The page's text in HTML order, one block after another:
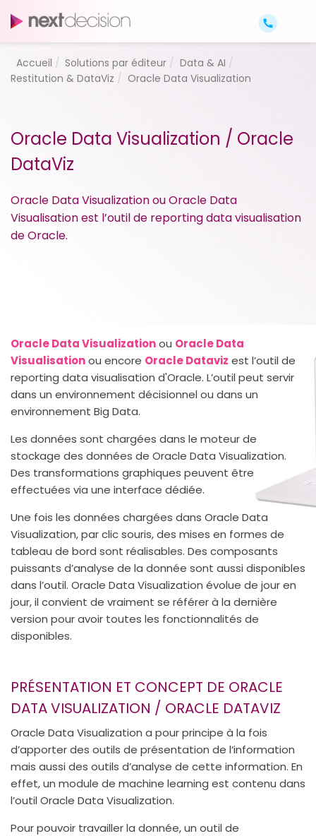
Accueil Solutions par éditeur
Data & AI
Restitution & DataViz
Oracle Data Visualization
Oracle Data Visualization / Oracle
DataViz
Oracle Data Visualization ou Oracle Data
Visualisation est l’outil de reporting data visualisation
de Oracle.
Oracle Data Visualizationou Oracle Data
Visualisationou encore Oracle Dataviz est l’outil de
reporting data visualisation d'Oracle. L’outil peut servir
dans un environnement décisionnel ou dans un
environnement Big Data.
Les données sont chargées dans le moteur de
stockage des données de Oracle Data Visualization.
Des transformations graphiques peuvent être
effectuées via une interface dédiée.
Une fois les données chargées dans Oracle Data
Visualization, par clic souris, des mises en formes de
tableau de bord sont réalisables. Des composants
puissants d’analyse de la donnée sont aussi disponibles
dans l’outil. Oracle Data Visualization évolue de jour en
jour, il convient de vraiment se référer à la dernière
version pour avoir toutes les fonctionnalités de
disponibles.
PRÉSENTATION ET CONCEPT DE ORACLE
DATA VISUALIZATION / ORACLE DATAVIZ
Oracle Data Visualization a pour principe à la fois
d’apporter des outils de présentation de l‘information
mais aussi des outils d’analyse de cette information. En
effet, un module de machine learning est contenu dans
l’outil Oracle Data Visualization.
Pour pouvoir travailler la donnée, un outil de